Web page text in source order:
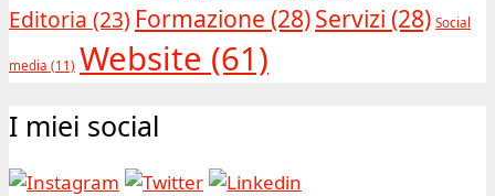
Editoria (23) Formazione (28)Servizi (28) Social
media (11) Website (61)
I miei social